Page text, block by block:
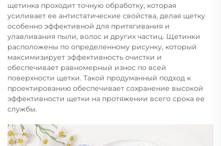
щетинка проходит точную обработку, которая
усиливает ее антистатические свойства, делая щетку
особенно эффективной для притягивания и
улавливания пыли, волос и других частиц. Щетинки
расположены по определенному рисунку, который
максимизирует эффективность очистки и
обеспечивает равномерный износ по всей
поверхности щетки. Такой продуманный подход к
проектированию обеспечивает сохранение высокой
эффективности щетки на протяжении всего срока ее
службы.